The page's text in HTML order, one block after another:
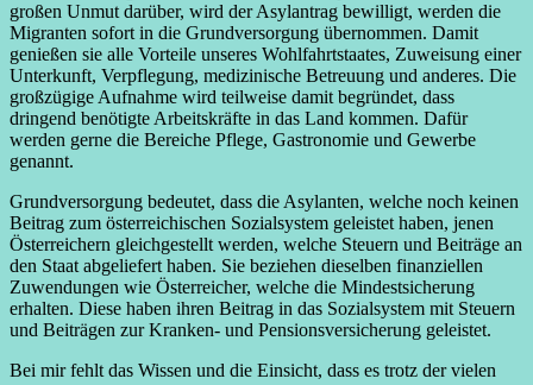
großen Unmut darüber, wird der Asylantrag bewilligt, werden die
Migranten sofort in die Grundversorgung übernommen. Damit
genießen sie alle Vorteile unseres Wohlfahrtstaates, Zuweisung einer
Unterkunft, Verpflegung, medizinische Betreuung und anderes. Die
großzügige Aufnahme wird teilweise damit begründet, dass
dringend benötigte Arbeitskräfte in das Land kommen. Dafür
werden gerne die Bereiche Pflege, Gastronomie und Gewerbe
genannt.
Grundversorgung bedeutet, dass die Asylanten, welche noch keinen
Beitrag zum österreichischen Sozialsystem geleistet haben, jenen
Österreichern gleichgestellt werden, welche Steuern und Beiträge an
den Staat abgeliefert haben. Sie beziehen dieselben finanziellen
Zuwendungen wie Österreicher, welche die Mindestsicherung
erhalten. Diese haben ihren Beitrag in das Sozialsystem mit Steuern
und Beiträgen zur Kranken- und Pensionsversicherung geleistet.
Bei mir fehlt das Wissen und die Einsicht, dass es trotz der vielen